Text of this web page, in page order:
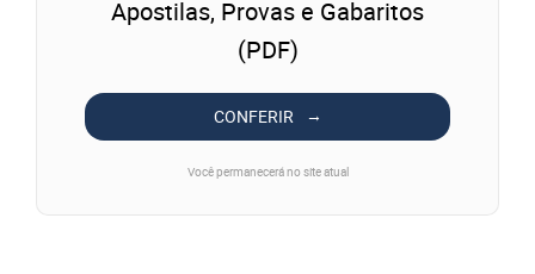
Apostilas, Provas e Gabaritos
(PDF)
CONFERIR
Você permanecerá no site atual